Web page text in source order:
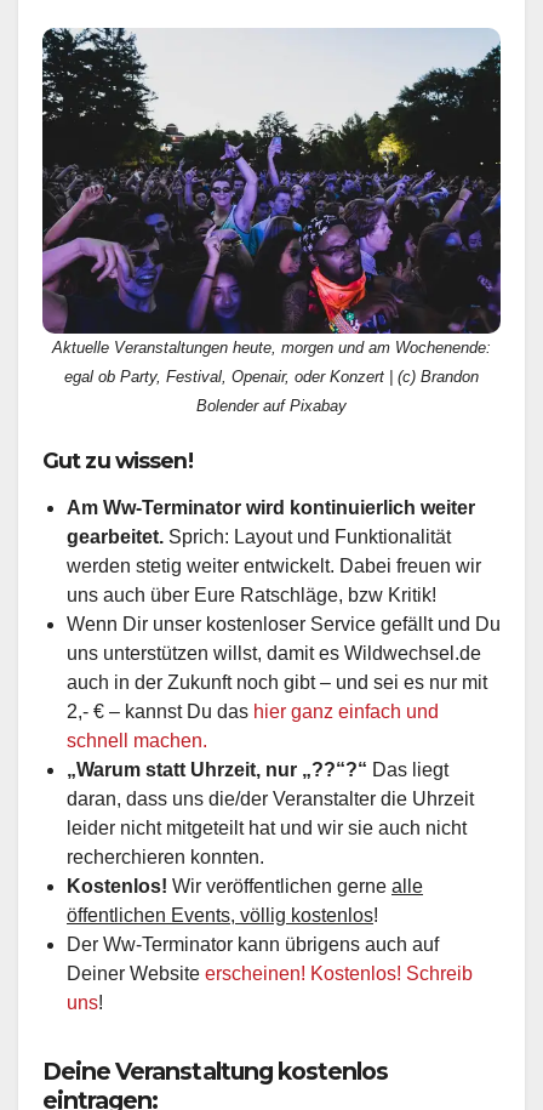
Aktuelle Veranstaltungen heute, morgen und am Wochenende:
egal ob Party, Festival, Openair, oder Konzert | (c) Brandon
Bolender auf Pixabay
Gut zu wissen!
Am Ww-Terminator wird kontinuierlich weiter
gearbeitet. Sprich: Layout und Funktionalität
werden stetig weiter entwickelt. Dabei freuen wir
uns auch über Eure Ratschläge, bzw Kritik!
Wenn Dir unser kostenloser Service gefällt und Du
uns unterstützen willst, damit es Wildwechsel.de
auch in der Zukunft noch gibt – und sei es nur mit
2,- € – kannst Du das hier ganz einfach und
schnell machen.
„Warum statt Uhrzeit, nur „??“?“ Das liegt
daran, dass uns die/der Veranstalter die Uhrzeit
leider nicht mitgeteilt hat und wir sie auch nicht
recherchieren konnten.
Kostenlos! Wir veröffentlichen gerne alle
öffentlichen Events, völlig kostenlos!
Der Ww-Terminator kann übrigens auch auf
Deiner Website erscheinen! Kostenlos! Schreib
uns!
Deine Veranstaltung kostenlos
eintragen: